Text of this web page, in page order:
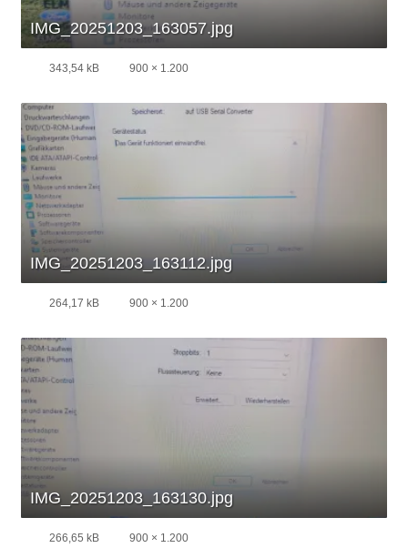
IMG_20251203_163057.jpg
343,54 kB 900 × 1.200
IMG_20251203_163112.jpg
264,17 kB 900 × 1.200
IMG_20251203_163130.jpg
266,65 kB 900 × 1.200